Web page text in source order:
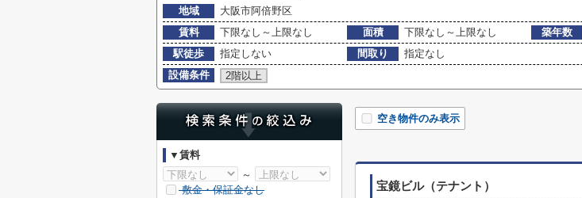
地域
大阪市阿倍野区
賃料
下限なし～上限なし 面積 下限なし～上限なし 築年数
駅徒歩
指定しない 間取り
指定なし
設備条件
2階以上
空き物件のみ表示
宝鏡ビル（テナント）
▼賃料
～
敷金・保証金なし